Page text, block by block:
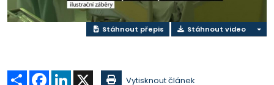
Stáhnout přepis Stáhnout video
Sdílet Facebook
LinkedIn Vytisknout článek